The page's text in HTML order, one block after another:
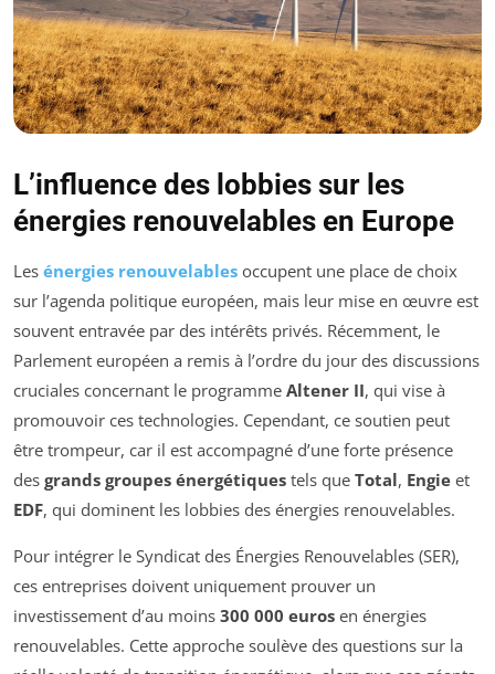
L’influence des lobbies sur les
énergies renouvelables en Europe
Les énergies renouvelables occupent une place de choix
sur l’agenda politique européen, mais leur mise en œuvre est
souvent entravée par des intérêts privés. Récemment, le
Parlement européen a remis à l’ordre du jour des discussions
cruciales concernant le programme Altener II, qui vise à
promouvoir ces technologies. Cependant, ce soutien peut
être trompeur, car il est accompagné d’une forte présence
des grands groupes énergétiques tels que Total, Engie et
EDF, qui dominent les lobbies des énergies renouvelables.
Pour intégrer le Syndicat des Énergies Renouvelables (SER),
ces entreprises doivent uniquement prouver un
investissement d’au moins 300 000 euros en énergies
renouvelables. Cette approche soulève des questions sur la